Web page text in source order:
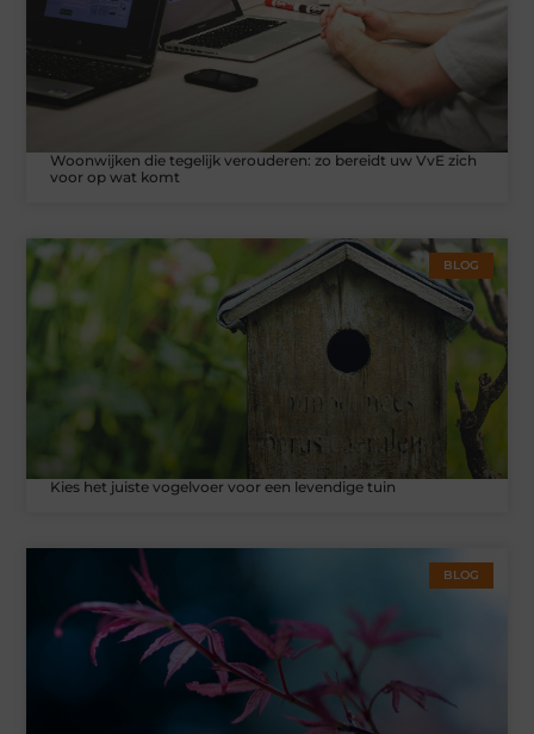
Woonwijken die tegelijk verouderen: zo bereidt uw VvE zich
voor op wat komt
BLOG
Kies het juiste vogelvoer voor een levendige tuin
BLOG